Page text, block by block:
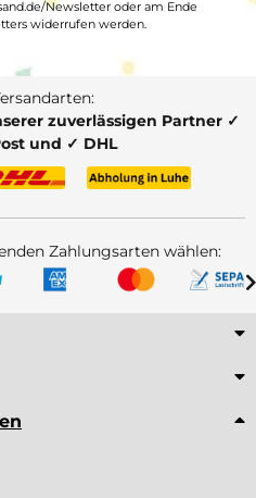
Newsletter oder am Ende
widerrufen werden.
zuverlässigen Partner ✓
und ✓ DHL
Zahlungsarten wählen: